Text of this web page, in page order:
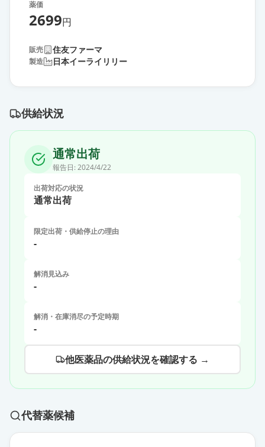
薬価
2699円
販売 住友ファーマ
製造 日本イーライリリー
供給状況
通常出荷
報告日: 2024/4/22
出荷対応の状況
通常出荷
限定出荷・供給停止の理由
-
解消見込み
-
解消・在庫消尽の予定時期
-
他医薬品の供給状況を確認する →
代替薬候補